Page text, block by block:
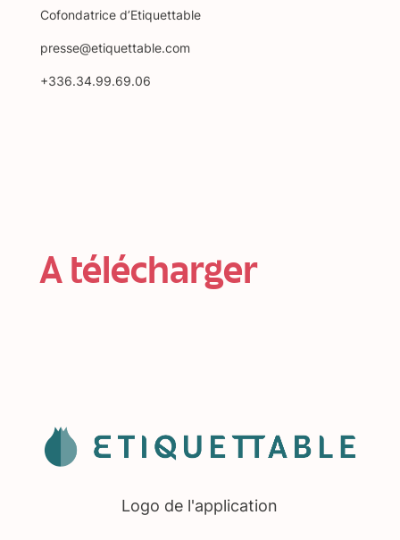
Cofondatrice d’Etiquettable
presse@etiquettable.com
+336.34.99.69.06
A télécharger
Logo de l'application